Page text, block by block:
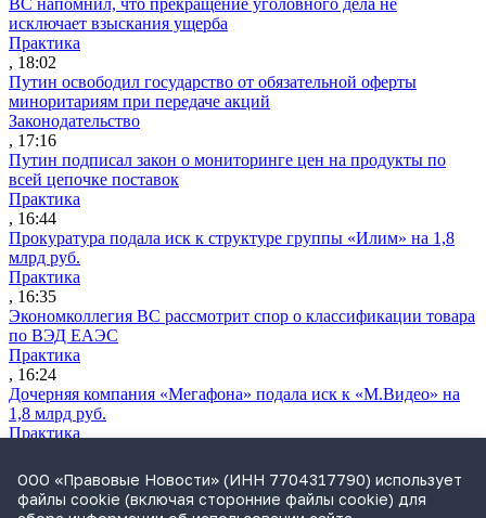
ВС напомнил, что прекращение уголовного дела не
исключает взыскания ущерба
Практика
, 18:02
Путин освободил государство от обязательной оферты
миноритариям при передаче акций
Законодательство
, 17:16
Путин подписал закон о мониторинге цен на продукты по
всей цепочке поставок
Практика
, 16:44
Прокуратура подала иск к структуре группы «Илим» на 1,8
млрд руб.
Практика
, 16:35
Экономколлегия ВС рассмотрит спор о классификации товара
по ВЭД ЕАЭС
Практика
, 16:24
Дочерняя компания «Мегафона» подала иск к «М.Видео» на
1,8 млрд руб.
Практика
СИП проверит отмену патента на систему управления
устройствами после возражений «Яндекса»
Практика
ООО «Правовые Новости» (ИНН 7704317790) использует
файлы cookie (включая сторонние файлы cookie) для